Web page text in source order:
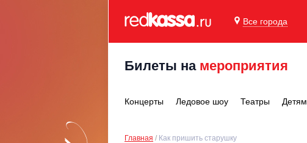
Все города
Билеты на мероприятия
Концерты Ледовое шоу Театры Детям
Главная Как пришить старушку